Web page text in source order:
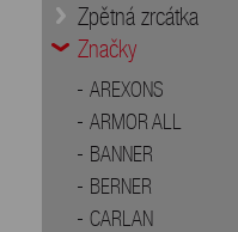
Zpětná zrcátka
Značky
AREXONS
ARMOR ALL
BANNER
BERNER
CARLAN